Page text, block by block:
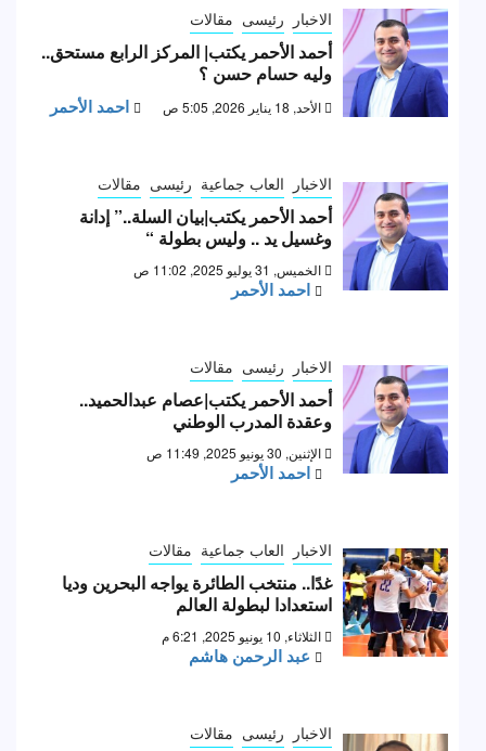
الاخبار رئيسى مقالات
أحمد الأحمر يكتب| المركز الرابع مستحق..
وليه حسام حسن ؟
الأحد, 18 يناير 2026, 5:05 ص احمد الأحمر
الاخبار العاب جماعية رئيسى مقالات
أحمد الأحمر يكتب|بيان السلة..” إدانة
وغسيل يد .. وليس بطولة “
الخميس, 31 يوليو 2025, 11:02 ص
احمد الأحمر
الاخبار رئيسى مقالات
أحمد الأحمر يكتب|عصام عبدالحميد..
وعقدة المدرب الوطني
الإثنين, 30 يونيو 2025, 11:49 ص
احمد الأحمر
الاخبار العاب جماعية مقالات
غدًا.. منتخب الطائرة يواجه البحرين وديا
استعدادا لبطولة العالم
الثلاثاء, 10 يونيو 2025, 6:21 م
عبد الرحمن هاشم
الاخبار رئيسى مقالات